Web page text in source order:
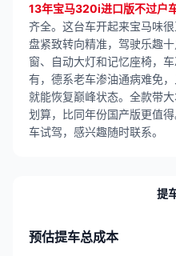
13年宝马320i进口版不过户
齐全。这台车开起来宝马味
盘紧致转向精准，驾驶乐趣
窗、自动大灯和记忆座椅，
有，德系老车渗油通病难免
就能恢复巅峰状态。全款带
划算，比同年份国产版更值
车试驾，感兴趣随时联系。
提
预估提车总成本